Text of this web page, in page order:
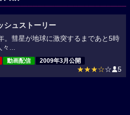
シュストーリー
。彗星が地球に激突するまであと5時
々...
動画配信 2009年3月公開
★★★☆☆ 5